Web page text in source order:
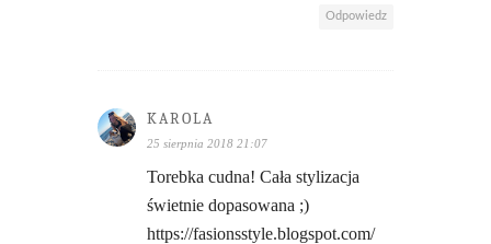
Odpowiedz
KAROLA
25 sierpnia 2018 21:07
Torebka cudna! Cała stylizacja
świetnie dopasowana ;)
https://fasionsstyle.blogspot.com/